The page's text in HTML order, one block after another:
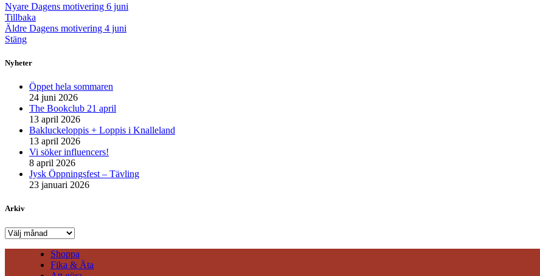
Nyare Dagens motivering 6 juni
Tillbaka
Äldre Dagens motivering 4 juni
Stäng
Nyheter
Öppet hela sommaren
24 juni 2026
The Bookclub 21 april
13 april 2026
Bakluckeloppis + Loppis i Knalleland
13 april 2026
Vi söker influencers!
8 april 2026
Jysk Öppningsfest – Tävling
23 januari 2026
Arkiv
Arkiv
Shoppa
Fika & Äta